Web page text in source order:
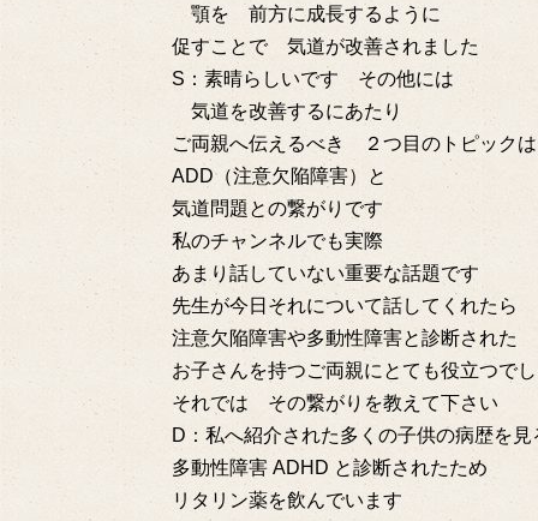
顎を 前方に成長するように
促すことで 気道が改善されました
S：素晴らしいです その他には
気道を改善するにあたり
ご両親へ伝えるべき ２つ目のトピックは
ADD（注意欠陥障害）と
気道問題との繋がりです
私のチャンネルでも実際
あまり話していない重要な話題です
先生が今日それについて話してくれたら
注意欠陥障害や多動性障害と診断された
お子さんを持つご両親にとても役立つで
それでは その繋がりを教えて下さい
D：私へ紹介された多くの子供の病歴を見
多動性障害 ADHD と診断されたため
リタリン薬を飲んでいます